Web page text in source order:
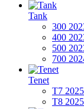
Tank
300
400
500
700
Tenet
T7
T8